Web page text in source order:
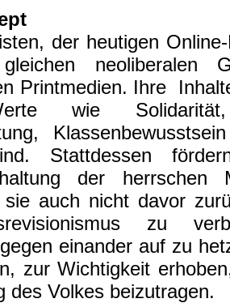
der heutigen
neoliberalen
Printmedien. Ihre
wie Solidarität,
Stattdessen
der herrschen
sie auch nicht davor
zu
einander auf zu
zur Wichtigkeit
des Volkes beizutragen.